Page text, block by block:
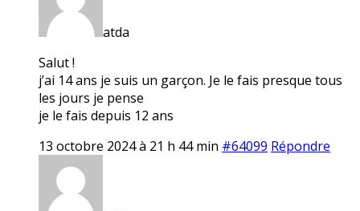
atda
Salut !
j’ai 14 ans je suis un garçon. Je le fais presque tous
les jours je pense
je le fais depuis 12 ans
13 octobre 2024 à 21 h 44 min #64099 Répondre